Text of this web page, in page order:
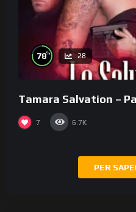
78% 28
Tamara Salvation –
7 6.7K
PER